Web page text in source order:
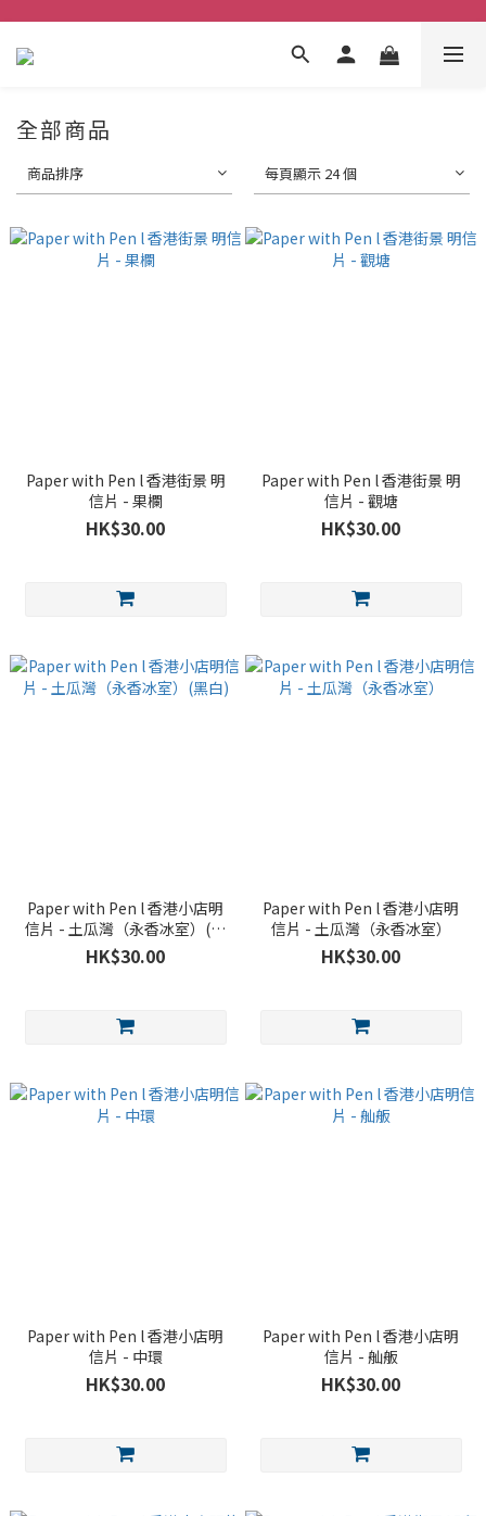
全部商品
商品排序 每頁顯示 24 個
Paper with Pen l 香港街景 明
信片 - 果欄
HK$30.00
Paper with Pen l 香港街景 明
信片 - 觀塘
HK$30.00
Paper with Pen l 香港小店明
信片 - 土瓜灣（永香冰室）(黑
白)
HK$30.00
Paper with Pen l 香港小店明
信片 - 土瓜灣（永香冰室）
HK$30.00
Paper with Pen l 香港小店明
信片 - 中環
HK$30.00
Paper with Pen l 香港小店明
信片 - 舢舨
HK$30.00